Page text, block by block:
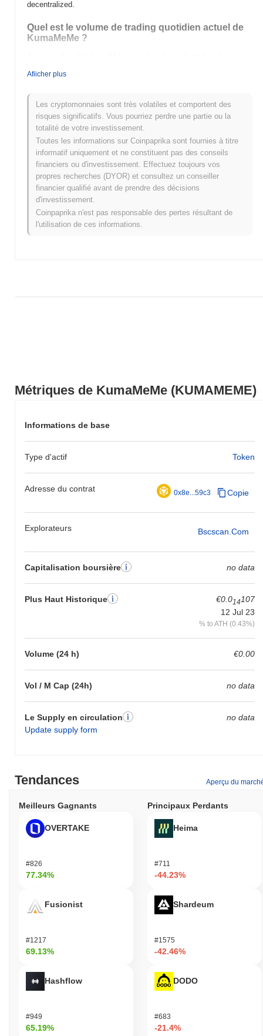
Métriques de KumaMeMe (KUMAMEME)
Informations de base
Type d'actif Token
Adresse du contrat 0x8e...59c3 Copie
Explorateurs Bscscan.com
Capitalisation boursière no data
Plus Haut Historique €0.014107
12 Jul 23
% to ATH (0.43%)
Volume (24 h) €0.00
Vol / M Cap (24h) no data
Le Supply en circulation
Update supply form
no data
decentralized.
Quel est le volume de trading quotidien actuel de
KumaMeMe ?
Quel est l'historique de la fourchette de prix de
KumaMeMe ?
Plus Haut Historique (ATH) : €0.0
107
KumaMeMe se négocie actuellement~0.43%en dessous de son
ATH .
Comment KumaMeMe performe-t-il par rapport au
marché crypto plus large ?
Au cours des 7 derniers jours, KumaMeMe a a gagné
surpassant le marché crypto global qui a affiché une baisse de
Afiicher plus
Les cryptomonnaies sont très volatiles et comportent des
risques significatifs. Vous pourriez perdre une partie ou la
totalité de votre investissement.
Toutes les informations sur Coinpaprika sont fournies à titre
informatif uniquement et ne constituent pas des conseils
financiers ou d'investissement. Effectuez toujours vos
propres recherches (DYOR) et consultez un conseiller
financier qualifié avant de prendre des décisions
d'investissement.
Coinpaprika n'est pas responsable des pertes résultant de
l'utilisation de ces informations.
Tendances Aperçu du
Meilleurs Gagnants
OVERTAKE
#826
77.34%
Fusionist
#1217
69.13%
Hashflow
#949
65.19%
Principaux Perdants
Heima
#711
-44.23%
Shardeum
#1575
-42.46%
DODO
#683
-21.4%